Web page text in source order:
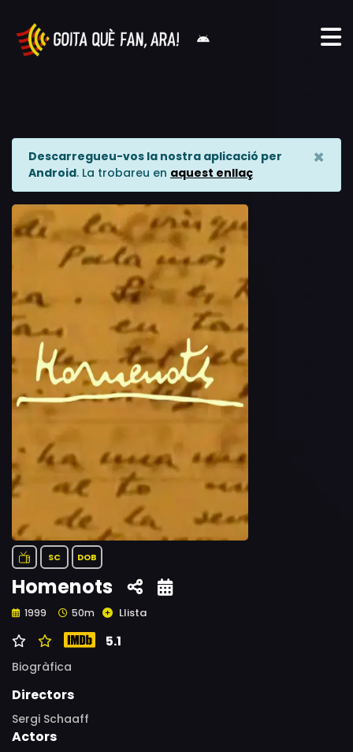
Descarregueu-vos la nostra aplicació per
Android. La trobareu en aquest enllaç
×
SC DOB
Homenots
1999 50m Llista
5.1
Biogràfica
Directors
Sergi Schaaff
Actors